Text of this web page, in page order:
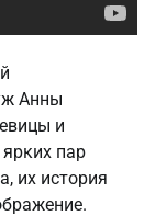
Анны
и
пар
их история